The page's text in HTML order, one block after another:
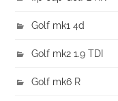
Golf mk1 4d
Golf mk2 1.9 TDI
Golf mk6 R